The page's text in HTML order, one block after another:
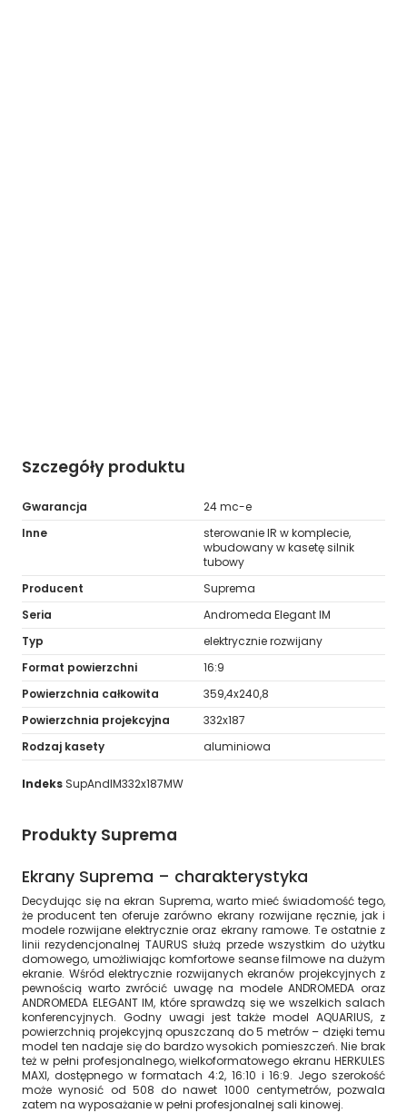
Szczegóły produktu
Gwarancja
24 mc-e
Inne
sterowanie IR w komplecie,
wbudowany w kasetę silnik
tubowy
Producent
Suprema
Seria
Andromeda Elegant IM
Typ
elektrycznie rozwijany
Format powierzchni
16:9
Powierzchnia całkowita
359,4x240,8
Powierzchnia projekcyjna
332x187
Rodzaj kasety
aluminiowa
Indeks SupAndIM332x187MW
Produkty Suprema
Ekrany Suprema – charakterystyka
Decydując się na ekran Suprema, warto mieć świadomość tego,
że producent ten oferuje zarówno ekrany rozwijane ręcznie, jak i
modele rozwijane elektrycznie oraz ekrany ramowe. Te ostatnie z
linii rezydencjonalnej TAURUS służą przede wszystkim do użytku
domowego, umożliwiając komfortowe seanse filmowe na dużym
ekranie. Wśród elektrycznie rozwijanych ekranów projekcyjnych z
pewnością warto zwrócić uwagę na modele ANDROMEDA oraz
ANDROMEDA ELEGANT IM, które sprawdzą się we wszelkich salach
konferencyjnych. Godny uwagi jest także model AQUARIUS, z
powierzchnią projekcyjną opuszczaną do 5 metrów – dzięki temu
model ten nadaje się do bardzo wysokich pomieszczeń. Nie brak
też w pełni profesjonalnego, wielkoformatowego ekranu HERKULES
MAXI, dostępnego w formatach 4:2, 16:10 i 16:9. Jego szerokość
może wynosić od 508 do nawet 1000 centymetrów, pozwala
zatem na wyposażanie w pełni profesjonalnej sali kinowej.